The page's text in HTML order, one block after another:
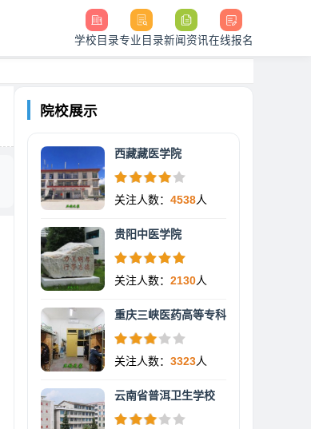
学校目录专业目录新闻资讯在线报名
院校展示
西藏藏医学院
关注人数： 4538人
贵阳中医学院
关注人数： 2130人
重庆三峡医药高等专科
关注人数： 3323人
云南省普洱卫生学校